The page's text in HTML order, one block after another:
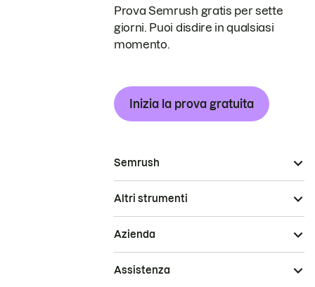
Prova Semrush gratis per sette
giorni. Puoi disdire in qualsiasi
momento.
Inizia la prova gratuita
Semrush
Altri strumenti
Azienda
Assistenza